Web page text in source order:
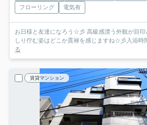
フローリング
電気有
お日様と友達になろう☆彡 高級感漂う外観が目印
しり佇む姿はどこか貫禄を感じますね☆彡入浴時
る
賃貸マンション